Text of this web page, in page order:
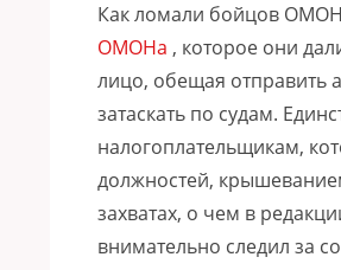
Как ломали бойцов
ОМОНа , которое они
лицо, обещая отправить
затаскать по судам.
налогоплательщикам,
должностей,
захватах, о чем в
внимательно следил за